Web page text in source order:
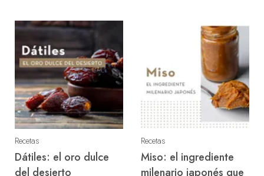
Recetas
Dátiles: el oro dulce
del desierto
Recetas
Miso: el ingrediente
milenario japonés que